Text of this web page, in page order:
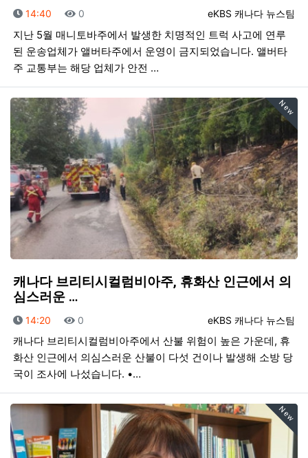
등록자
eKBS 캐나다 뉴스팀
등록일
14:40 조회
0
지난 5월 매니토바주에서 발생한 치명적인 트럭 사고에 연루
된 운송업체가 앨버타주에서 운영이 금지되었습니다. 앨버타
주 교통부는 해당 업체가 안전 …
New
캐나다 브리티시컬럼비아주, 휴화산 인근에서 의
심스러운 …
등록자
eKBS 캐나다 뉴스팀
등록일
14:20 조회
0
캐나다 브리티시컬럼비아주에서 산불 위험이 높은 가운데, 휴
화산 인근에서 의심스러운 산불이 다섯 건이나 발생해 소방 당
국이 조사에 나섰습니다. •…
New